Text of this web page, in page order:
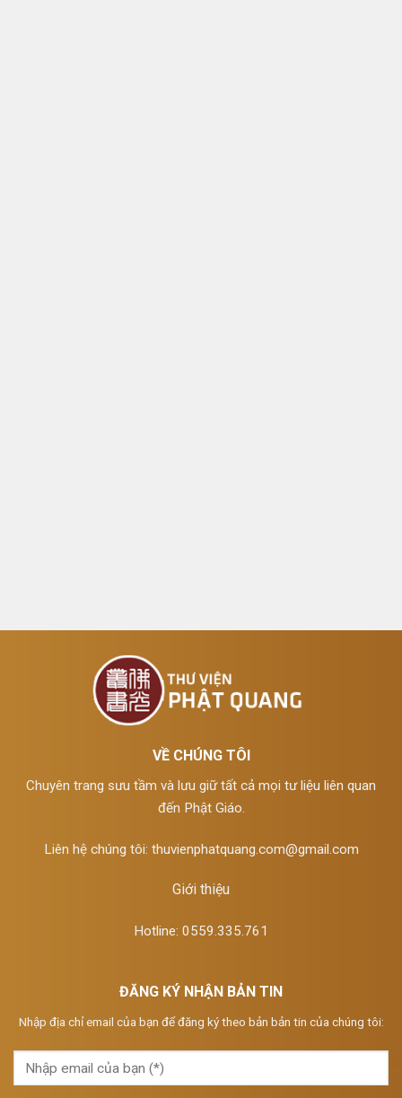
VỀ CHÚNG TÔI
Chuyên trang sưu tầm và lưu giữ tất cả mọi tư liệu liên quan
đến Phật Giáo.
Liên hệ chúng tôi: thuvienphatquang.com@gmail.com
Giới thiệu
Hotline: 0559.335.761
ĐĂNG KÝ NHẬN BẢN TIN
Nhập địa chỉ email của bạn để đăng ký theo bản bản tin của chúng tôi: